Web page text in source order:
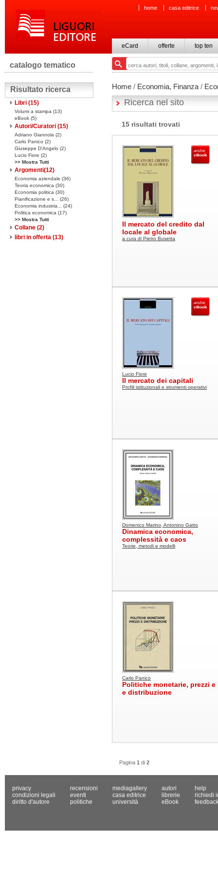
home casa editrice
eCard offerte top ten
catalogo tematico
Risultato ricerca
Libri (15)
Volumi a stampa (13)
eBook (5)
Autori/Curatori (15)
Adriano Giannola (2)
Carlo Panico (2)
Giuseppe D'Angelo (2)
Lucio Fiore (2)
>> Mostra Tutti
Argomenti(12)
Economia aziendale (36)
Teoria economica (30)
Economia politica (30)
Pianificazione e s... (26)
Economia industria... (24)
Politica economica (17)
>> Mostra Tutti
Collane (2)
libri in offerta (13)
Home / Economia, Finanza /
Ricerca nel sito
15 risultati trovati
Il mercato del credito dal
locale al globale
a cura di Pietro Busetta
Lucio Fiore
Il mercato dei capitali
Profili istituzionali e strumenti operativi
Domenico Marino, Antonino Gatto
Dinamica economica,
complessità e caos
Teorie, metodi e modelli
Carlo Panico
Politiche monetarie, prezzi e
e distribuzione
Pagina 1 di 2
privacy
condizioni legali
diritto d'autore
recensioni
eventi
politiche
mediagallery
casa editrice
università
autori
librerie
eBook
help
richiedi